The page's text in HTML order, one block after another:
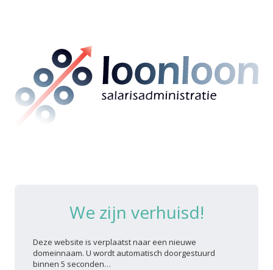
We zijn verhuisd!
Deze website is verplaatst naar een nieuwe
domeinnaam. U wordt automatisch doorgestuurd
binnen 5 seconden…